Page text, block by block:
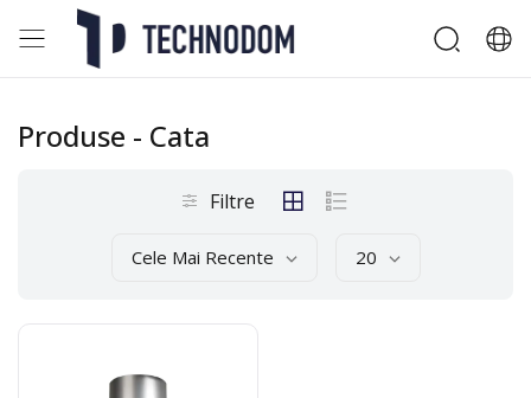
Produse - Cata
Filtre
Cele Mai Recente 20